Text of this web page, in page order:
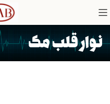
نوار قلب مک